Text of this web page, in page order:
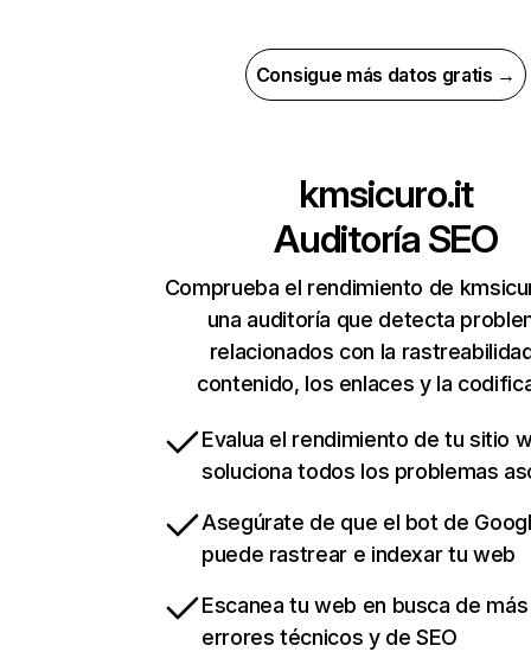
Consigue más datos gratis →
kmsicuro.it
Auditoría SEO
Comprueba el rendimiento de
una auditoría que detecta
relacionados con la
contenido, los enlaces y la
Evalua el rendimiento de tu sitio
soluciona todos los problemas
Asegúrate de que el bot de
puede rastrear e indexar tu web
Escanea tu web en busca de
errores técnicos y de SEO